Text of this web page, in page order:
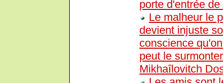
porte d'entrée de
Le malheur le
devient injuste
conscience
peut le
Mikhaîlovitch